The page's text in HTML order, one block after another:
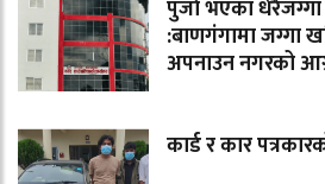
पुर्जा भएका
:बाणगंगामा जग्गा
अपनाउन नगरको
कार्ड र कार